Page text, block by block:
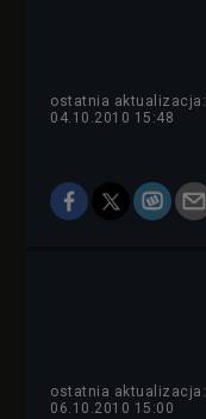
ostatnia aktualizacja:
04.10.2010 15:48
ostatnia aktualizacja:
06.10.2010 15:00